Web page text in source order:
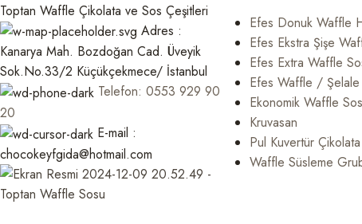
Toptan Waffle Çikolata ve Sos Çeşitleri
Adres :
Kanarya Mah. Bozdoğan Cad. Üveyik
Sok.No.33/2 Küçükçekmece/ İstanbul
Telefon: 0553 929 90
20
E-mail :
chocokeyfgida@hotmail.com
Efes Donuk Waffle
Efes Ekstra Şişe
Efes Extra Waffle
Efes Waffle / Şelale
Ekonomik Waffle
Kruvasan
Pul Kuvertür Çikolata
Waffle Süsleme